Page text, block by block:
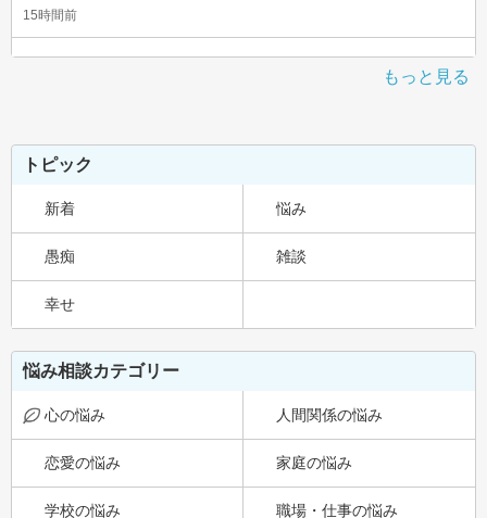
15時間前
もっと見る
トピック
新着 悩み
愚痴 雑談
幸せ
悩み相談カテゴリー
心の悩み 人間関係の悩み
恋愛の悩み 家庭の悩み
学校の悩み 職場・仕事の悩み